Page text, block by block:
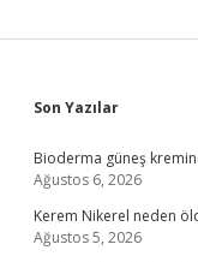
Sidebar
Son Yazılar
Bioderma güneş
Ağustos 6, 2026
Kerem Nikerel neden
Ağustos 5, 2026